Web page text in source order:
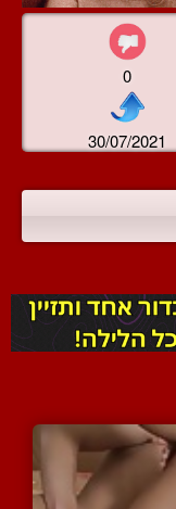
0
30/07/2021